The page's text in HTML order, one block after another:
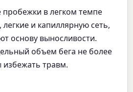
пробежки в легком темпе
и капиллярную сеть,
основу выносливости.
объем бега не более
избежать травм.